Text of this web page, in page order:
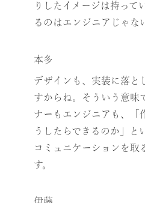
りしたイメージは持って
るのはエンジニアじゃな
本多
デザインも、実装に落と
すからね。そういう意味
ナーもエンジニアも、「
うしたらできるのか」と
コミュニケーションを取
す。